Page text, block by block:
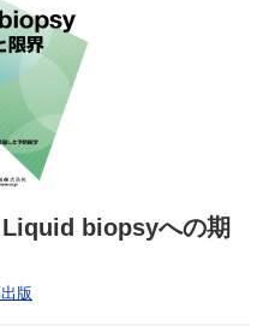
Liquid biopsyへの期
版